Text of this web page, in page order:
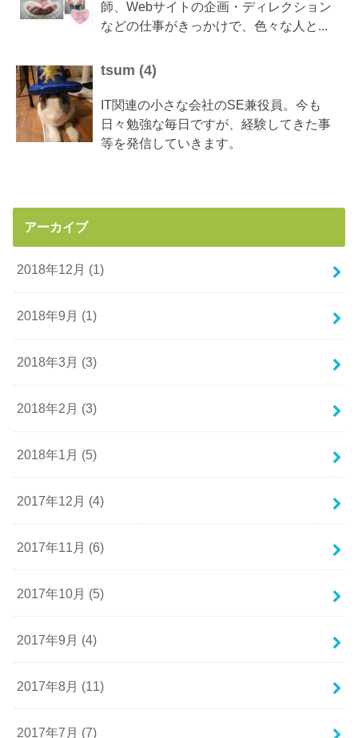
師、Webサイトの企画・ディレクション
などの仕事がきっかけで、色々な人と...
tsum (4)
IT関連の小さな会社のSE兼役員。今も
日々勉強な毎日ですが、経験してきた事
等を発信していきます。
アーカイブ
2018年12月 (1)
2018年9月 (1)
2018年3月 (3)
2018年2月 (3)
2018年1月 (5)
2017年12月 (4)
2017年11月 (6)
2017年10月 (5)
2017年9月 (4)
2017年8月 (11)
2017年7月 (7)